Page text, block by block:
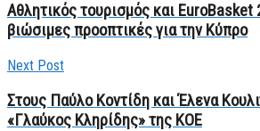
Αθλητικός τουρισμός και EuroBasket
βιώσιμες προοπτικές για την Κύπρο
Next Post
Στους Παύλο Κοντίδη και Έλενα
«Γλαύκος Κληρίδης» της ΚΟΕ